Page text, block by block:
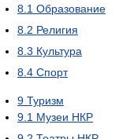
8.1 Образование
8.2 Религия
8.3 Культура
8.4 Спорт
9 Туризм
9.1 Музеи НКР